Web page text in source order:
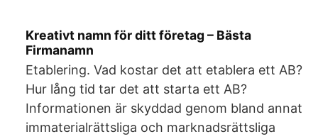
Kreativt namn för ditt företag – Bästa
Firmanamn
Etablering. Vad kostar det att etablera ett AB?
Hur lång tid tar det att starta ett AB?
Informationen är skyddad genom bland annat
immaterialrättsliga och marknadsrättsliga